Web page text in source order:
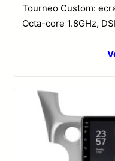
Tourneo Custom:
Octa-core 1.8GHz,